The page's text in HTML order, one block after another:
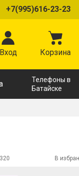
+7(995)616-23-23
Вход Корзина
Телефоны в
Батайске
В